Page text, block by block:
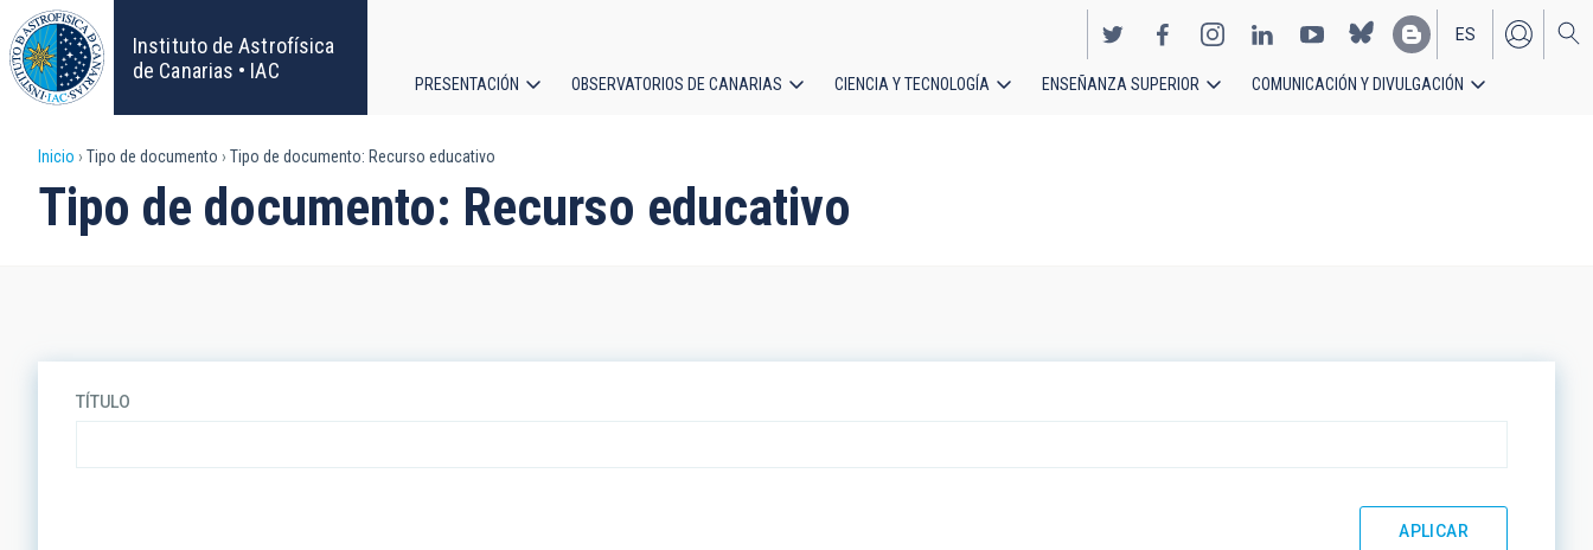
Pasar
al
contenido
principal
Instituto de Astrofísica
de Canarias • IAC
EN
ES
principal
PRESENTACIÓN OBSERVATORIOS DE CANARIAS CIENCIA Y TECNOLOGÍA ENSEÑANZA SUPERIOR COMUNICACIÓN Y DIVULGACIÓN
Sobrescribir
enlaces
Inicio Tipo de documento Tipo de documento: Recurso educativo
Tipo de documento: Recurso educativo
TÍTULO